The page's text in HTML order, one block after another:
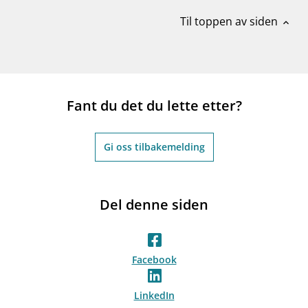
Til toppen av siden expand_less
Fant du det du lette etter?
Gi oss tilbakemelding
Del denne siden
Facebook
LinkedIn